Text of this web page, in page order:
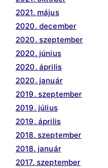
2021. május
2020. december
2020. szeptember
2020. június
2020. április
2020. január
2019. szeptember
2019. július
2019. április
2018. szeptember
2018. január
2017. szeptember